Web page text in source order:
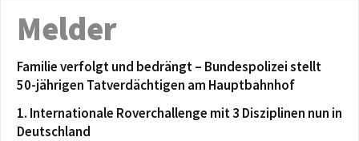
Melder
Familie verfolgt und bedrängt – Bundespolizei stellt
50-jährigen Tatverdächtigen am Hauptbahnhof
1. Internationale Roverchallenge mit 3 Disziplinen nun in
Deutschland